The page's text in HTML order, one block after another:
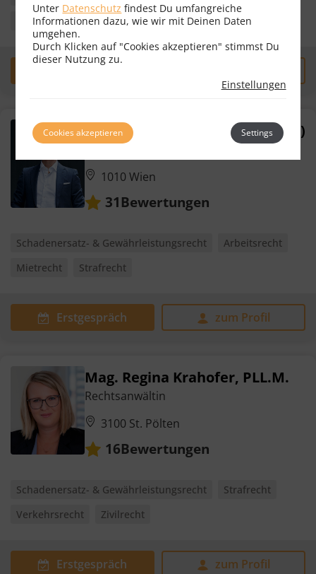
Familienrecht
Strafrecht
Dr. Stefan Heninger, LL.M. (WU)
1010 Wien
31Bewertungen
Schadenersatz- & Gewährleistungsrecht
Arbeitsrecht
Mietrecht
Strafrecht
Erstgespräch zum Profil
Mag. Regina Krahofer, PLL.M.
Rechtsanwältin
3100 St. Pölten
16Bewertungen
Schadenersatz- & Gewährleistungsrecht
Strafrecht
Verkehrsrecht
Zivilrecht
Erstgespräch zum Profil
Unter Datenschutz findest Du umfangreiche
Informationen dazu, wie wir mit Deinen Daten
umgehen.
Durch Klicken auf "Cookies akzeptieren" stimmst Du
dieser Nutzung zu.
Einstellungen
Cookies akzeptieren Settings